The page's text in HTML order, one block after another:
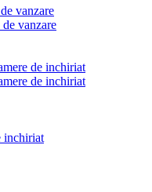
vanzare
vanzare
de inchiriat
de inchiriat
inchiriat